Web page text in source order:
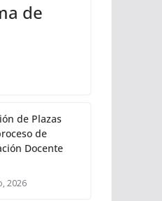
de
de Plazas
de
Docente
2026